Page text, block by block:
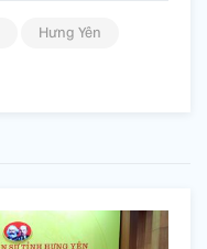
Hưng Yên